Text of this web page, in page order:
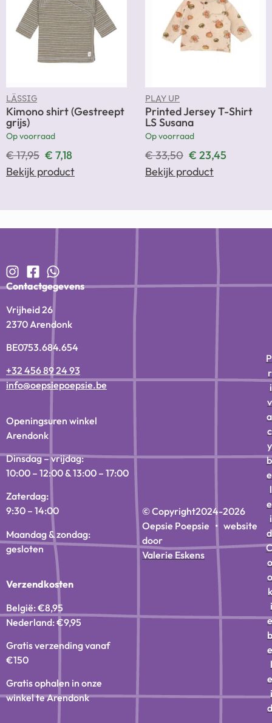
LÄSSIG
Kimono shirt (Gestreept
grijs)
Op voorraad
€17,95 € 7,18
Bekijk product
PLAY UP
Printed Jersey T-Shirt
LS Susana
Op voorraad
€33,50 € 23,45
Bekijk product
Contactgegevens
Vrijheid 26
2370 Arendonk
BE0753.684.654
+32 456 89 24 93
info@oepsiepoepsie.be
Openingsuren winkel
Arendonk
Dinsdag – vrijdag:
10:00 – 12:00 & 13:00 – 17:00
Zaterdag:
9:30 – 14:00
Maandag & zondag:
gesloten
Verzendkosten
België: €8,95
Nederland: €9,95
Gratis verzending vanaf
€150
Gratis ophalen in onze
winkel te Arendonk
© Copyright2024-2026
Oepsie Poepsie • website
door
Valerie Eskens
P
r
i
v
a
c
y
b
e
l
e
i
d
C
o
o
k
i
e
b
e
l
e
i
d